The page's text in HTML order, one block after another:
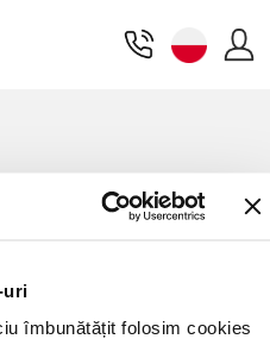
uri
îmbunătățit folosim cookies